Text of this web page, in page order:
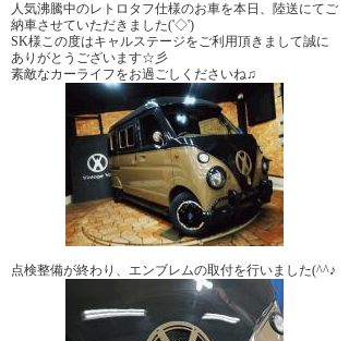
人気沸騰中のレトロタフ仕様のお車を本日、陸送にてご
納車させていただきました('◇')ゞ
SK様この度はキャルステージをご利用頂きまして誠に
ありがとうございます☆彡
素敵なカーライフをお過ごしくださいね♫
点検整備が終わり、エンブレムの取付を行いました(^^♪